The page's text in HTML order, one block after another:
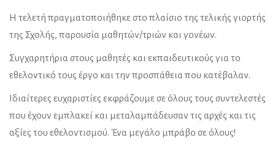
Η τελετή πραγματοποιήθηκε στο πλαίσιο της τελικής γιορτής
της Σχολής, παρουσία μαθητών/τριών και γονέων.
Συγχαρητήρια στους μαθητές και εκπαιδευτικούς για το
εθελοντικό τους έργο και την προσπάθεια που κατέβαλαν.
Ιδιαίτερες ευχαριστίες εκφράζουμε σε όλους τους συντελεστές
που έχουν εμπλακεί και μεταλαμπάδευσαν τις αρχές και τις
αξίες του εθελοντισμού. Ένα μεγάλο μπράβο σε όλους!